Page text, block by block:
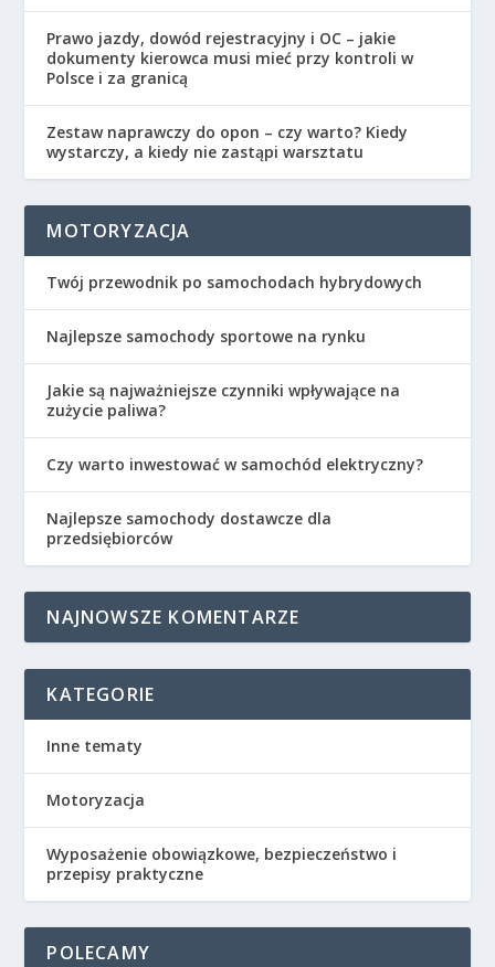
Prawo jazdy, dowód rejestracyjny i OC – jakie
dokumenty kierowca musi mieć przy kontroli w
Polsce i za granicą
Zestaw naprawczy do opon – czy warto? Kiedy
wystarczy, a kiedy nie zastąpi warsztatu
MOTORYZACJA
Twój przewodnik po samochodach hybrydowych
Najlepsze samochody sportowe na rynku
Jakie są najważniejsze czynniki wpływające na
zużycie paliwa?
Czy warto inwestować w samochód elektryczny?
Najlepsze samochody dostawcze dla
przedsiębiorców
NAJNOWSZE KOMENTARZE
KATEGORIE
Inne tematy
Motoryzacja
Wyposażenie obowiązkowe, bezpieczeństwo i
przepisy praktyczne
POLECAMY